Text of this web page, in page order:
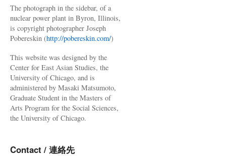
The photograph in the sidebar, of a
nuclear power plant in Byron, Illinois,
is copyright photographer Joseph
Pobereskin (http://pobereskin.com/)
This website was designed by the
Center for East Asian Studies, the
University of Chicago, and is
administered by Masaki Matsumoto,
Graduate Student in the Masters of
Arts Program for the Social Sciences,
the University of Chicago.
Contact / 連絡先